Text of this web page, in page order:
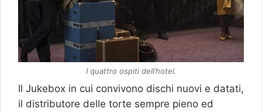
I quattro ospiti dell’hotel.
Il Jukebox in cui convivono dischi nuovi e datati,
il distributore delle torte sempre pieno ed